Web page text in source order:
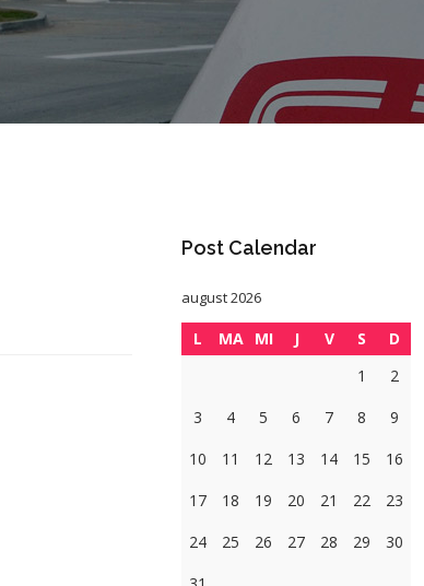
Post Calendar
august 2026
L MA MI J V S
D
1
2
3
4 5 6 7 8
9
10
11 12 13 14 15
16
17
18 19 20 21 22
23
24
25 26 27 28 29
30